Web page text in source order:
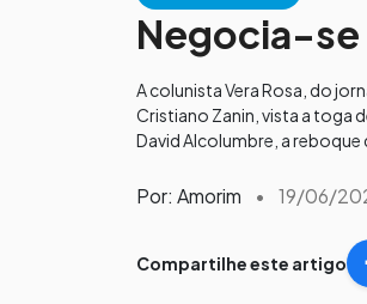
Negocia-se
A colunista Vera Rosa, do
Cristiano Zanin, vista a toga
David Alcolumbre, a reboque
Por: Amorim • 19/06/
Compartilhe este artigo